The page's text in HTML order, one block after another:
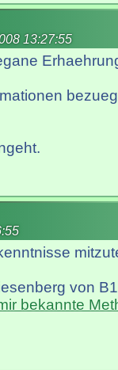
13:27:55
von
bekannte